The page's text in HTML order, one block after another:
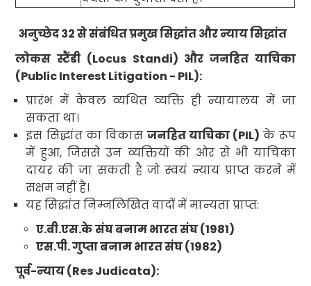
अनुच्छेद32से संबंधित प्रमुख सिद्धांत और न्याय सिद्धांत
लोकस स्टैंडी (Locus Standi) और जनहित याचिका
(Public Interest Litigation - PIL):
प्रारंभ में केवल व्यथित व्यक्ति ही न्यायालय में जा
सकता था।
इस सिद्धांत का विकास जनहित याचिका (PIL) के रूप
में हुआ,जिससे उन व्यक्तियों की ओर से भी याचिका
दायर की जा सकती है जो स्वयं न्याय प्राप्त करने में
सक्षम नहीं हैं।
यह सिद्धांत निम्नलिखित वादों मेंमान्यता प्राप्त:
ए.बी.एस.केसंघ बनाम भारत संघ (1981)
एस.पी. गुप्ता बनाम भारत संघ (1982)
पूर्व-न्याय(Res Judicata):